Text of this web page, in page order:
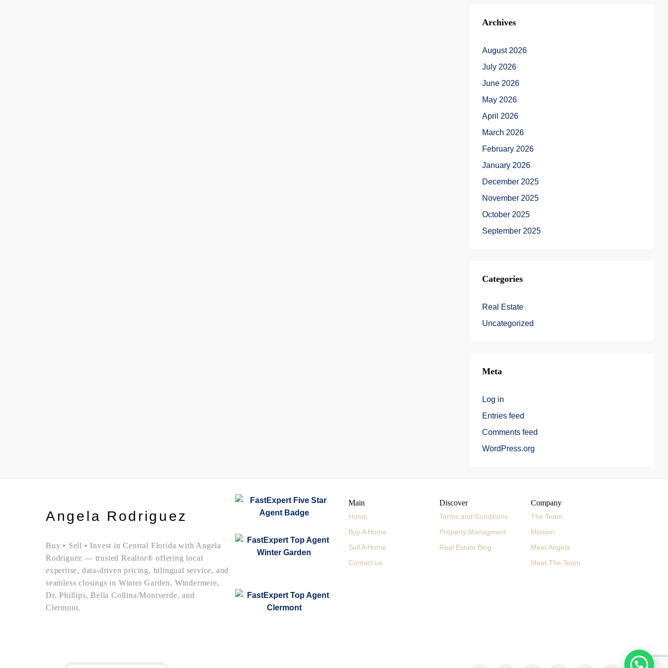
Archives
August 2026
July 2026
June 2026
May 2026
April 2026
March 2026
February 2026
January 2026
December 2025
November 2025
October 2025
September 2025
Categories
Real Estate
Uncategorized
Meta
Log in
Entries feed
Comments feed
WordPress.org
Angela Rodriguez
Buy • Sell • Invest in Central Florida with Angela
Rodriguez — trusted Realtor® offering local
expertise, data-driven pricing, bilingual service, and
seamless closings in Winter Garden, Windermere,
Dr. Phillips, Bella Collina/Montverde, and
Clermont.
Main
Home
Buy A Home
Sell A Home
Contact us
Discover
Terms and Conditions
Property Managment
Real Estate Blog
Company
The Team
Mission
Meet Angela
Meet The Team